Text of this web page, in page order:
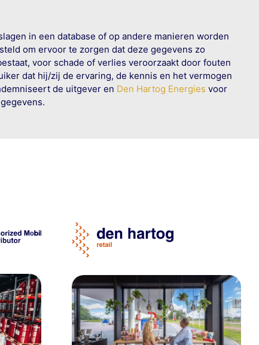
in een database of op andere manieren worden
om ervoor te zorgen dat deze gegevens zo
voor schade of verlies veroorzaakt door fouten
dat hij/zij de ervaring, de kennis en het vermogen
de uitgever en Den Hartog Energies voor